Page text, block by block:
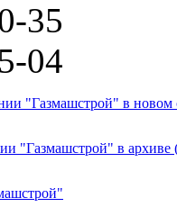
35
04
"Газмашстрой" в
"Газмашстрой" в архиве